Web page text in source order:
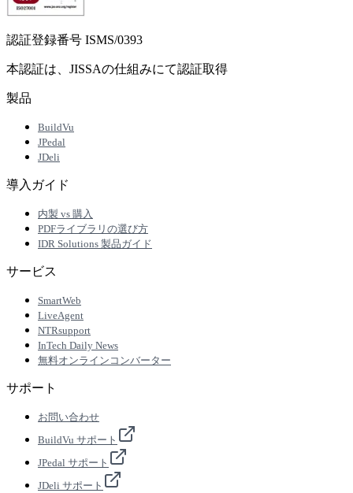
認証登録番号 ISMS/0393
本認証は、JISSAの仕組みにて認証取得
製品
BuildVu
JPedal
JDeli
導入ガイド
内製 vs 購入
PDFライブラリの選び方
IDR Solutions 製品ガイド
サービス
SmartWeb
LiveAgent
NTRsupport
InTech Daily News
無料オンラインコンバーター
サポート
お問い合わせ
BuildVu サポート
JPedal サポート
JDeli サポート